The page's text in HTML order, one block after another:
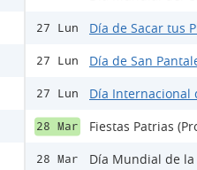
27 Lun Día de Sacar tus
27 Lun Día de San
27 Lun Día Internacional
28 Mar Fiestas Patrias
28 Mar Día Mundial de